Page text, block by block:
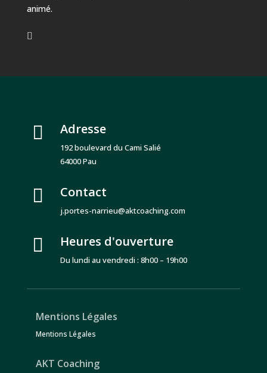
animé.
 Adresse
192 boulevard du Cami Salié
64000 Pau
 Contact
j.portes-narrieu@aktcoaching.com
 Heures d'ouverture
Du lundi au vendredi : 8h00 – 19h00
Mentions Légales
Mentions Légales
AKT Coaching